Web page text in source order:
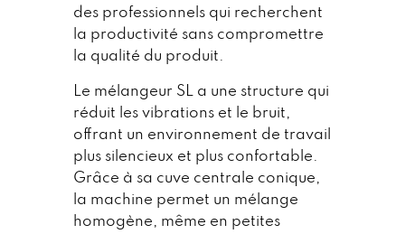
des professionnels qui recherchent
la productivité sans compromettre
la qualité du produit.
Le mélangeur SL a une structure qui
réduit les vibrations et le bruit,
offrant un environnement de travail
plus silencieux et plus confortable.
Grâce à sa cuve centrale conique,
la machine permet un mélange
homogène, même en petites